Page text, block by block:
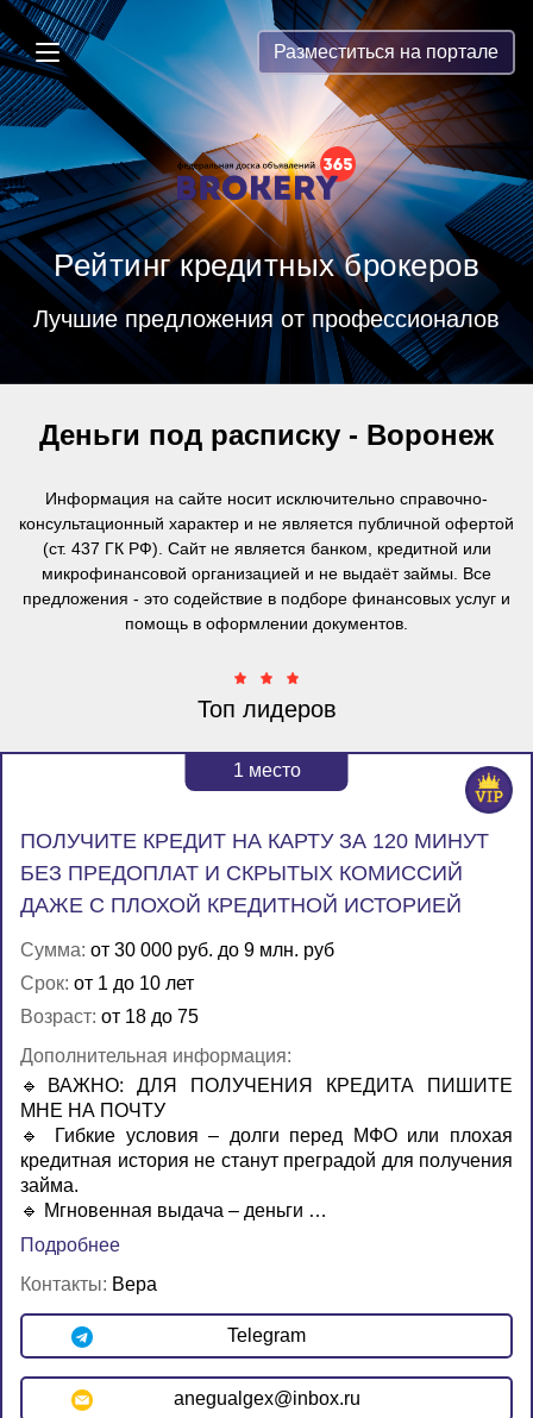
Brokery365 - Рейтинг кредитных
Разместиться на портале
Рейтинг кредитных брокеров
Лучшие предложения от профессионалов
Деньги под расписку - Воронеж
Информация на сайте носит исключительно справочно-
консультационный характер и не является публичной офертой
(ст. 437 ГК РФ). Сайт не является банком, кредитной или
микрофинансовой организацией и не выдаёт займы. Все
предложения - это содействие в подборе финансовых услуг и
помощь в оформлении документов.
Топ лидеров
1 место
ПОЛУЧИТЕ КРЕДИТ НА КАРТУ ЗА 120 МИНУТ
БЕЗ ПРЕДОПЛАТ И СКРЫТЫХ КОМИССИЙ
ДАЖЕ С ПЛОХОЙ КРЕДИТНОЙ ИСТОРИЕЙ
Сумма: от 30 000 руб. до 9 млн. руб
Срок: от 1 до 10 лет
Возраст: от 18 до 75
Дополнительная информация:
🔹ВАЖНО: ДЛЯ ПОЛУЧЕНИЯ КРЕДИТА ПИШИТЕ
МНЕ НА ПОЧТУ
🔹 Гибкие условия – долги перед МФО или плохая
кредитная история не станут преградой для получения
займа.
🔹 Мгновенная выдача – деньги …
Подробнее
Контакты: Вера
Telegram
anegualgex@inbox.ru